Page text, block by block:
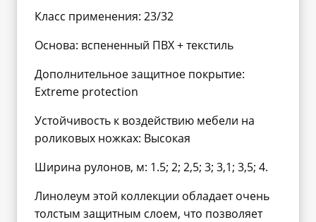
Класс применения: 23/32
Основа: вспененный ПВХ + текстиль
Дополнительное защитное покрытие:
Extreme protection
Устойчивость к воздействию мебели на
роликовых ножках: Высокая
Ширина рулонов, м: 1.5; 2; 2,5; 3; 3,1; 3,5; 4.
Линолеум этой коллекции обладает очень
толстым защитным слоем, что позволяет